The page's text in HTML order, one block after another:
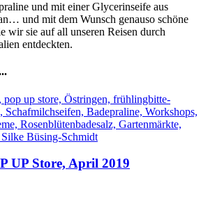
und mit einer Glycerinseife aus
und mit dem Wunsch genauso schöne
wir sie auf all unseren Reisen durch
entdeckten.
UP Store, April 2019